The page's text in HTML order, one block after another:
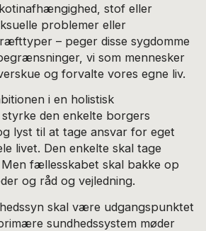
stof eller
problemer eller
– peger disse sygdomme
vi som mennesker
og forvalte vores egne liv.
i en holistisk
den enkelte borgers
lyst til at tage ansvar for eget
livet. Den enkelte skal tage
fællesskabet skal bakke op
og råd og vejledning.
skal være udgangspunktet
sundhedssystem møder